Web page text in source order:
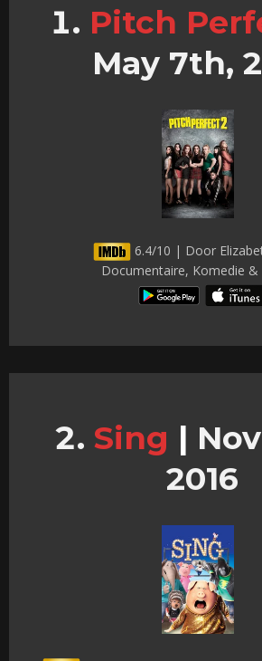
Pitch
May 7th,
6.4/10 | Door
Documentaire, Komedie &
Sing |
2016